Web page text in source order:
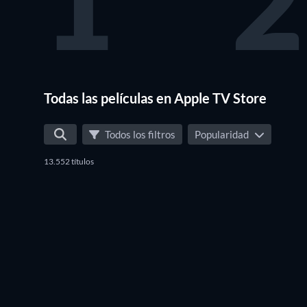
Todas las películas en Apple TV Store
Todos los filtros Popularidad
13.552 títulos